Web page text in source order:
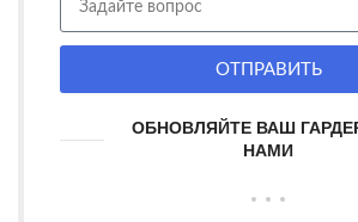
ОТПРАВИТЬ
ОБНОВЛЯЙТЕ ВАШ
НАМИ